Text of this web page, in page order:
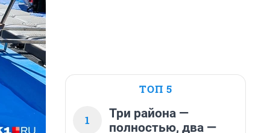
ТОП 5
1
Три района —
полностью, два —